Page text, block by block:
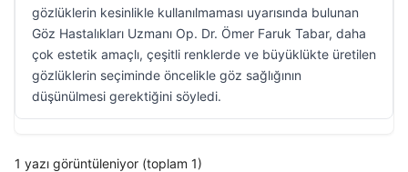
gözlüklerin kesinlikle kullanılmaması uyarısında bulunan
Göz Hastalıkları Uzmanı Op. Dr. Ömer Faruk Tabar, daha
çok estetik amaçlı, çeşitli renklerde ve büyüklükte üretilen
gözlüklerin seçiminde öncelikle göz sağlığının
düşünülmesi gerektiğini söyledi.
1 yazı görüntüleniyor (toplam 1)